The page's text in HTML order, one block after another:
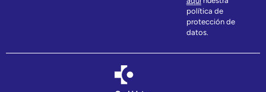
política de
protección de
datos.